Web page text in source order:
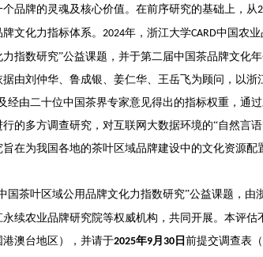
个品牌的灵魂及核心价值。在前序研究的基础上，从
文化力指标体系。 2024年，浙江大学CARD中国农
指数研究”公益课题，并于第二届中国茶品牌文化年
据由刘仲华、鲁成银、姜仁华、王岳飞为顾问，以浙
经由二十位中国茶界专家意见得出的指标权重，通
的多方调查研究，对互联网大数据环境的“自然言
旨在为我国各地的茶叶区域品牌建设中的文化资源
国茶叶区域公用品牌文化力指数研究”公益课题，由
永续农业品牌研究院等权威机构，共同开展。本评
港澳台地区），并请于2025年9月 30 日 前提交调查表（